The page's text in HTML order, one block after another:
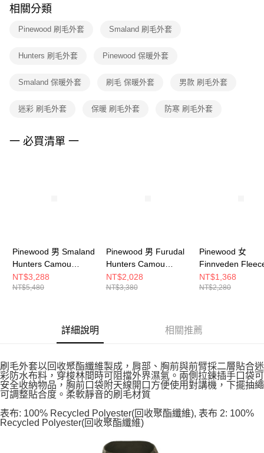
※ 交易是否成功請以「AFTEE先享後付 」之結帳頁面顯示為準，若有關於
是否繳費成功／繳費後需取消欲退款等相關疑問，請聯繫「AFTEE先享後付
客戶支援中心」https://netprotections.freshdesk.com/support/home
１．透過由恩沛科技股份有限公司提供之「AFTEE先享後付」服務完成之交
權轉讓予恩沛科技股份有限公司。
３．未成年的使用者請事先徵得法定代理人或監護人之同意方可使用
４．使用「AFTEE先享後付」時，將依據個別帳號之用戶狀況，依本公司即
相關分類
Pinewood 刷毛外套 Smaland 刷毛外套
Hunters 刷毛外套 Pinewood 保暖外套
Smaland 保暖外套 刷毛 保暖外套 男款 刷毛外套
迷彩 刷毛外套 保暖 刷毛外套 防寒 刷毛外套
一 必買清單 一
Pinewood 男 Smaland
Hunters Camou
Fleece Jacket Ms 刷
毛外套 1-56190269
NT$3,288
NT$5,480
Pinewood 男 Furudal
Hunters Camou
Fleece Jacket Ms 刷
毛外套 0-87610994
NT$2,028
NT$3,380
Pinewood 女
Finnveden
Jacket Ws 刷毛
30650815
NT$1,368
NT$2,280
詳細說明 相關推薦
刷毛外套以回收聚酯纖維製成，肩部、胸前與前臂採二層貼合迷
彩防水布料，穿梭林間時可阻擋外界濕氣。兩側拉鍊插手口袋可
安全收納物品，胸前口袋附天線開口方便使用對講機，下擺抽繩
可調整貼合度。柔軟靜音的刷毛材質
表布: 100% Recycled Polyester(回收聚酯纖維), 表布 2: 100%
Recycled Polyester(回收聚酯纖維)